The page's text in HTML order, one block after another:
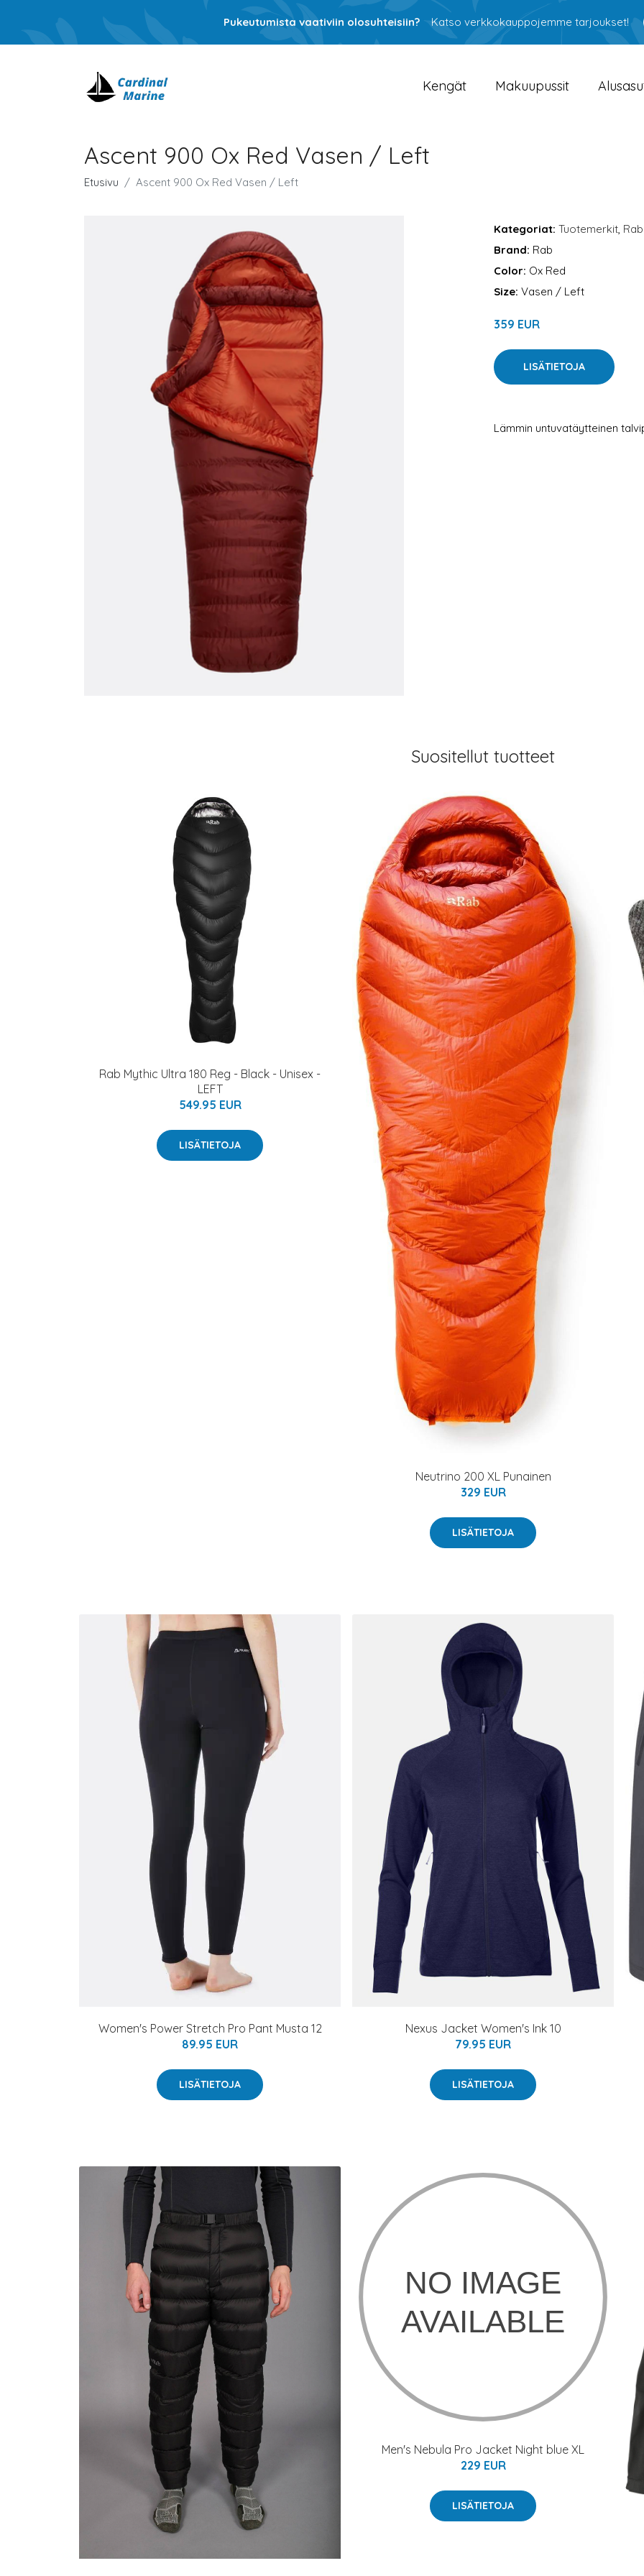
Pukeutumista vaativiin olosuhteisiin? Katso verkkokauppojemme tarjoukset!
Kengät Makuupussit
Ascent 900 Ox Red Vasen / Left
Etusivu Ascent 900 Ox Red Vasen / Left
Kategoriat: Tuotemerkit, Rab
Brand: Rab
Color: Ox Red
Size: Vasen / Left
359 EUR
LISÄTIETOJA
Lämmin untuvatäytteinen
Suositellut tuotteet
Rab Mythic Ultra 180 Reg - Black - Unisex -
LEFT
549.95 EUR
LISÄTIETOJA
Neutrino 200 XL Punainen
329 EUR
LISÄTIETOJA
Women's Power Stretch Pro Pant Musta 12
89.95 EUR
LISÄTIETOJA
Nexus Jacket Women's Ink 10
79.95 EUR
LISÄTIETOJA
Men's Nebula Pro Jacket Night blue XL
229 EUR
LISÄTIETOJA